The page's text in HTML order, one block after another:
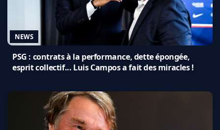
NEWS
PSG : contrats à la performance, dette épongée,
esprit collectif... Luis Campos a fait des miracles !